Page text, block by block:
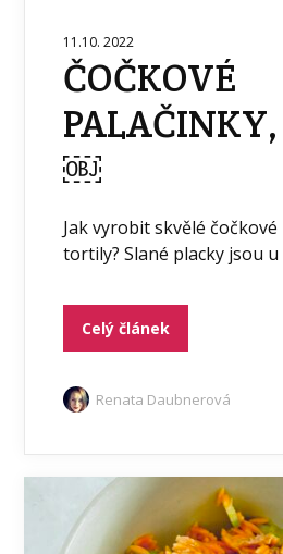
11.10. 2022
ČOČKOVÉ
￼
Jak vyrobit skvělé
tortily? Slané placky jsou u
Celý článek
Renata Daubnerová